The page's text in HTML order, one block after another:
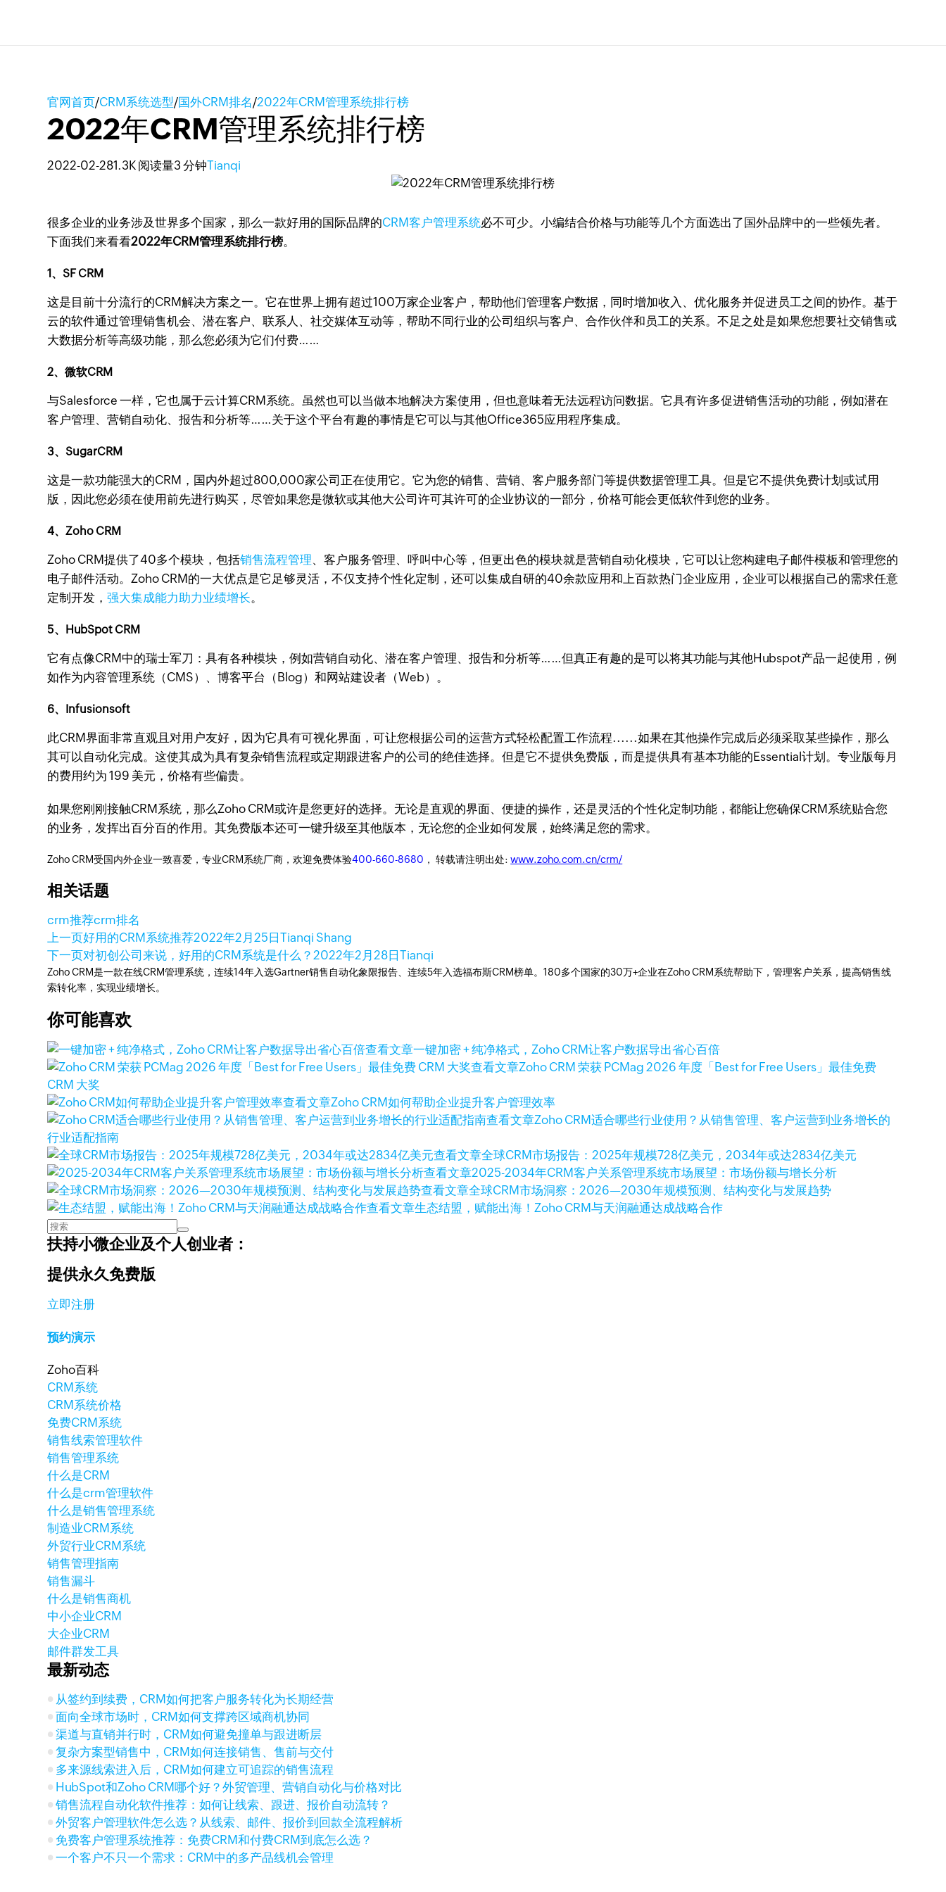
官网首页/CRM系统选型/国外CRM排名/2022年CRM管理系统排行榜
2022年CRM管理系统排行榜
2022-02-281.3K 阅读量3 分钟Tianqi
很多企业的业务涉及世界多个国家，那么一款好用的国际品牌的CRM客户管理系统必不可少。小编结合价格与功能等几个方面选出了国外品牌中的一些领先者。
下面我们来看看2022年CRM管理系统排行榜。
1、SF CRM
这是目前十分流行的CRM解决方案之一。它在世界上拥有超过100万家企业客户，帮助他们管理客户数据，同时增加收入、优化服务并促进员工之间的协作。基于
云的软件通过管理销售机会、潜在客户、联系人、社交媒体互动等，帮助不同行业的公司组织与客户、合作伙伴和员工的关系。不足之处是如果您想要社交销售或
大数据分析等高级功能，那么您必须为它们付费……
2、微软CRM
与Salesforce 一样，它也属于云计算CRM系统。虽然也可以当做本地解决方案使用，但也意味着无法远程访问数据。它具有许多促进销售活动的功能，例如潜在
客户管理、营销自动化、报告和分析等……关于这个平台有趣的事情是它可以与其他Office365应用程序集成。
3、SugarCRM
这是一款功能强大的CRM，国内外超过800,000家公司正在使用它。它为您的销售、营销、客户服务部门等提供数据管理工具。但是它不提供免费计划或试用
版，因此您必须在使用前先进行购买，尽管如果您是微软或其他大公司许可其许可的企业协议的一部分，价格可能会更低软件到您的业务。
4、Zoho CRM
Zoho CRM提供了40多个模块，包括销售流程管理、客户服务管理、呼叫中心等，但更出色的模块就是营销自动化模块，它可以让您构建电子邮件模板和管理您的
电子邮件活动。Zoho CRM的一大优点是它足够灵活，不仅支持个性化定制，还可以集成自研的40余款应用和上百款热门企业应用，企业可以根据自己的需求任意
定制开发，强大集成能力助力业绩增长。
5、HubSpot CRM
它有点像CRM中的瑞士军刀：具有各种模块，例如营销自动化、潜在客户管理、报告和分析等……但真正有趣的是可以将其功能与其他Hubspot产品一起使用，例
如作为内容管理系统（CMS）、博客平台（Blog）和网站建设者（Web）。
6、Infusionsoft
此CRM界面非常直观且对用户友好，因为它具有可视化界面，可让您根据公司的运营方式轻松配置工作流程......如果在其他操作完成后必须采取某些操作，那么
其可以自动化完成。这使其成为具有复杂销售流程或定期跟进客户的公司的绝佳选择。但是它不提供免费版，而是提供具有基本功能的Essential计划。专业版每月
的费用约为 199 美元，价格有些偏贵。
如果您刚刚接触CRM系统，那么Zoho CRM或许是您更好的选择。无论是直观的界面、便捷的操作，还是灵活的个性化定制功能，都能让您确保CRM系统贴合您
的业务，发挥出百分百的作用。其免费版本还可一键升级至其他版本，无论您的企业如何发展，始终满足您的需求。
Zoho CRM受国内外企业一致喜爱，专业CRM系统厂商，欢迎免费体验400-660-8680 ， 转载请注明出处:www.zoho.com.cn/crm/
相关话题
crm推荐crm排名
上一页好用的CRM系统推荐2022年2月25日Tianqi Shang
下一页对初创公司来说，好用的CRM系统是什么？2022年2月28日Tianqi
Zoho CRM是一款在线CRM管理系统，连续14年入选Gartner销售自动化象限报告、连续5年入选福布斯CRM榜单。180多个国家的30万+企业在Zoho CRM系统帮助下，管理客户关系，提高销售线
索转化率，实现业绩增长。
你可能喜欢
查看文章一键加密 + 纯净格式，Zoho CRM让客户数据导出省心百倍
查看文章Zoho CRM 荣获 PCMag 2026 年度「Best for Free Users」最佳免费
CRM 大奖
查看文章Zoho CRM如何帮助企业提升客户管理效率
查看文章Zoho CRM适合哪些行业使用？从销售管理、客户运营到业务增长的
行业适配指南
查看文章全球CRM市场报告：2025年规模728亿美元，2034年或达2834亿美元
查看文章2025-2034年CRM客户关系管理系统市场展望：市场份额与增长分析
查看文章全球CRM市场洞察：2026—2030年规模预测、结构变化与发展趋势
查看文章生态结盟，赋能出海！Zoho CRM与天润融通达成战略合作
扶持小微企业及个人创业者：
提供永久免费版
立即注册
预约演示
Zoho百科
CRM系统
CRM系统价格
免费CRM系统
销售线索管理软件
销售管理系统
什么是CRM
什么是crm管理软件
什么是销售管理系统
制造业CRM系统
外贸行业CRM系统
销售管理指南
销售漏斗
什么是销售商机
中小企业CRM
大企业CRM
邮件群发工具
最新动态
从签约到续费，CRM如何把客户服务转化为长期经营
面向全球市场时，CRM如何支撑跨区域商机协同
渠道与直销并行时，CRM如何避免撞单与跟进断层
复杂方案型销售中，CRM如何连接销售、售前与交付
多来源线索进入后，CRM如何建立可追踪的销售流程
HubSpot和Zoho CRM哪个好？外贸管理、营销自动化与价格对比
销售流程自动化软件推荐：如何让线索、跟进、报价自动流转？
外贸客户管理软件怎么选？从线索、邮件、报价到回款全流程解析
免费客户管理系统推荐：免费CRM和付费CRM到底怎么选？
一个客户不只一个需求：CRM中的多产品线机会管理